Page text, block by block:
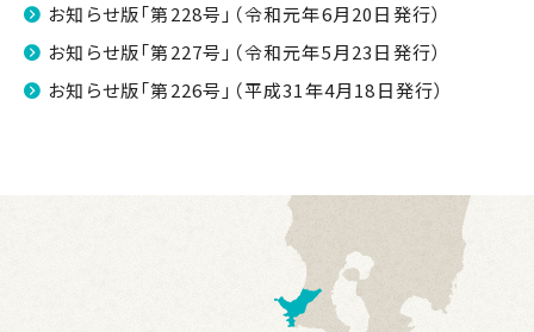
お知らせ版「第228号」（令和元年6月20日発行）
お知らせ版「第227号」（令和元年5月23日発行）
お知らせ版「第226号」（平成31年4月18日発行）